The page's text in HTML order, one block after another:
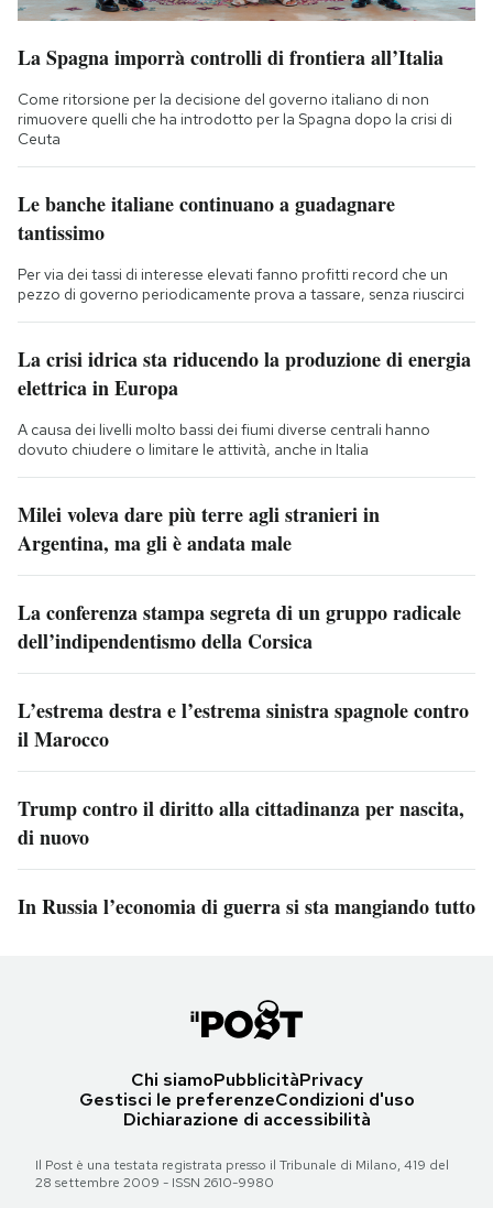
La Spagna imporrà controlli di frontiera all’Italia
Come ritorsione per la decisione del governo italiano di non
rimuovere quelli che ha introdotto per la Spagna dopo la crisi di
Ceuta
Le banche italiane continuano a guadagnare
tantissimo
Per via dei tassi di interesse elevati fanno profitti record che un
pezzo di governo periodicamente prova a tassare, senza riuscirci
La crisi idrica sta riducendo la produzione di energia
elettrica in Europa
A causa dei livelli molto bassi dei fiumi diverse centrali hanno
dovuto chiudere o limitare le attività, anche in Italia
Milei voleva dare più terre agli stranieri in
Argentina, ma gli è andata male
La conferenza stampa segreta di un gruppo radicale
dell’indipendentismo della Corsica
L’estrema destra e l’estrema sinistra spagnole contro
il Marocco
Trump contro il diritto alla cittadinanza per nascita,
di nuovo
In Russia l’economia di guerra si sta mangiando tutto
Chi siamoPubblicitàPrivacy
Gestisci le preferenzeCondizioni d'uso
Dichiarazione di accessibilità
Il Post è una testata registrata presso il Tribunale di Milano, 419 del
28 settembre 2009 - ISSN 2610-9980